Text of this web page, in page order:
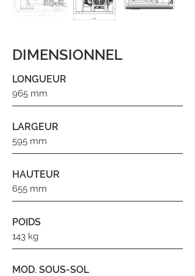
DIMENSIONNEL
LONGUEUR
965 mm
LARGEUR
595 mm
HAUTEUR
655 mm
POIDS
143 kg
MOD. SOUS-SOL